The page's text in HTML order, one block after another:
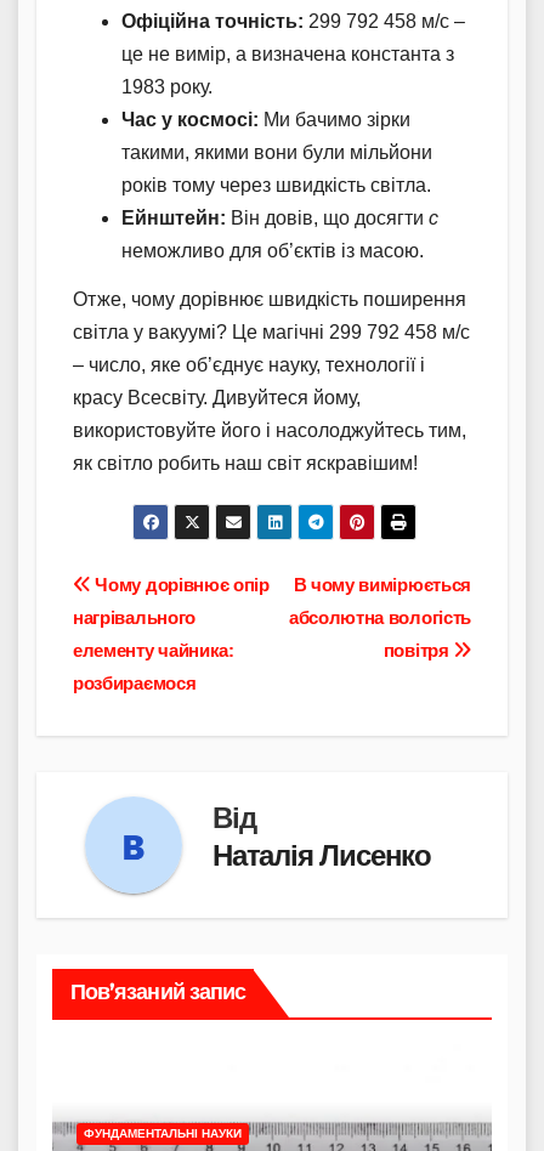
Офіційна точність: 299 792 458 м/с –
це не вимір, а визначена константа з
1983 року.
Час у космосі: Ми бачимо зірки
такими, якими вони були мільйони
років тому через швидкість світла.
Ейнштейн: Він довів, що досягти c
неможливо для об’єктів із масою.
Отже, чому дорівнює швидкість поширення
світла у вакуумі? Це магічні 299 792 458 м/с
– число, яке об’єднує науку, технології і
красу Всесвіту. Дивуйтеся йому,
використовуйте його і насолоджуйтесь тим,
як світло робить наш світ яскравішим!
Навігація
записів
В чому вимірюється
абсолютна вологість
повітря
Чому дорівнює опір
нагрівального
елементу чайника:
розбираємося
Від
Наталія Лисенко
Пов’язаний запис
ФУНДАМЕНТАЛЬНІ НАУКИ